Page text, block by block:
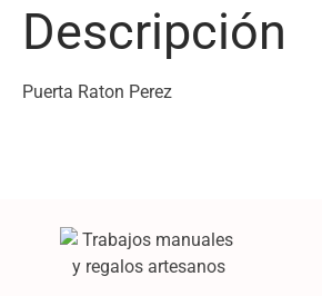
Descripción
Puerta Raton Perez